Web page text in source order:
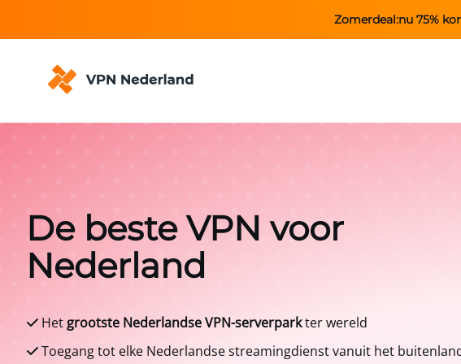
Zomerdeal:nu 75%
De beste VPN voor
Nederland
Het grootste Nederlandse VPN-serverparkter wereld
Toegang tot elke Nederlandse streamingdienst vanuit het